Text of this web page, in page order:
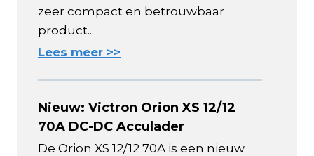
zeer compact en betrouwbaar
product...
Lees meer >>
Nieuw: Victron Orion XS 12/12
70A DC-DC Acculader
De Orion XS 12/12 70A is een nieuw